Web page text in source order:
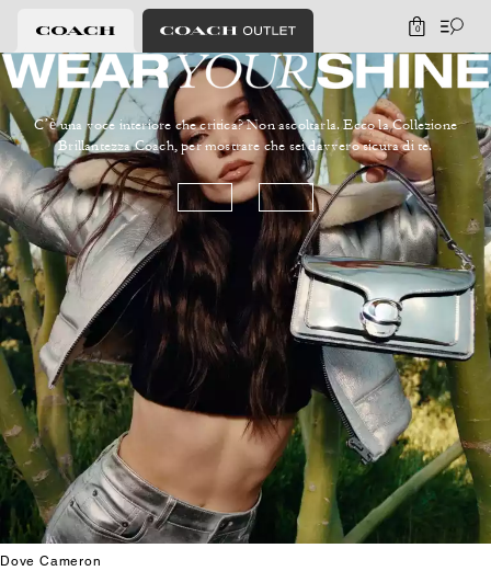
0
C’è una voce interiore che critica? Non ascoltarla. Ecco la Collezione
Brillantezza Coach, per mostrare che sei davvero sicura di te.
Dove Cameron